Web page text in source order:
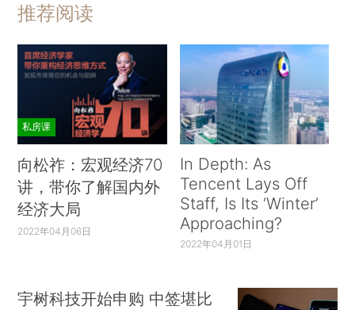
推荐阅读
私房课
向松祚：宏观经济70
讲，带你了解国内外
经济大局
2022年04月06日
In Depth: As
Tencent Lays Off
Staff, Is Its ‘Winter’
Approaching?
2022年04月01日
宇树科技开始申购 中签堪比